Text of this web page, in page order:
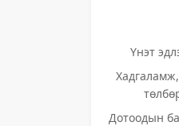
Үнэт
Дотоодын